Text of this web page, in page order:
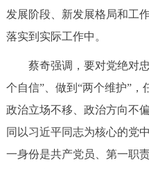
ESPAÑOL
ITALIANO
发展阶段、新发展格局和工
落实到实际工作中。
蔡奇强调，要对党绝对忠
个自信”、做到“两个维护”，
政治立场不移、政治方向不
同以习近平同志为核心的党
一身份是共产党员、第一职